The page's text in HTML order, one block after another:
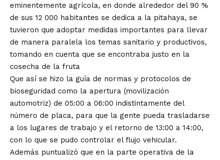
eminentemente agrícola, en donde alrededor del 90 %
de sus 12 000 habitantes se dedica a la pitahaya, se
tuvieron que adoptar medidas importantes para llevar
de manera paralela los temas sanitario y productivos,
tomando en cuenta que se encontraba justo en la
cosecha de la fruta
Que así se hizo la guía de normas y protocolos de
bioseguridad como la apertura (movilización
automotriz) de 05:00 a 06:00 indistintamente del
número de placa, para que la gente pueda trasladarse
a los lugares de trabajo y el retorno de 13:00 a 14:00,
con lo que se pudo controlar el flujo vehicular.
Además puntualizó que en la parte operativa de la